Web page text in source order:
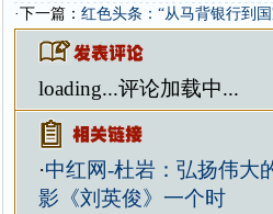
·下一篇： 红色头条：“从马背银行到
loading...评论加载中...
·中红网-杜岩：弘扬伟大
影《刘英俊》一个时